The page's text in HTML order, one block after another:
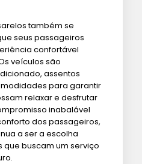
também se
seus passageiros
confortável
veículos são
assentos
para garantir
relaxar e desfrutar
inabalável
dos passageiros,
a ser a escolha
buscam um serviço